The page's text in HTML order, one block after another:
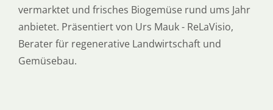
vermarktet und frisches Biogemüse rund ums Jahr
anbietet. Präsentiert von Urs Mauk - ReLaVisio,
Berater für regenerative Landwirtschaft und
Gemüsebau.